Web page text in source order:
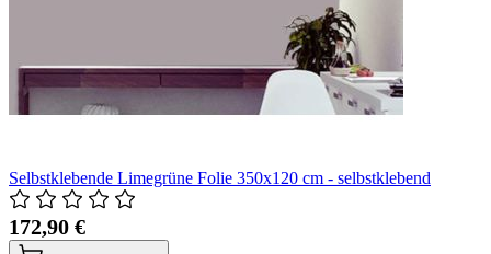
Selbstklebende Limegrüne Folie 350x120 cm - selbstklebend
172,90 €